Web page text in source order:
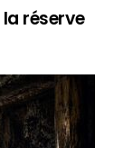
la réserve